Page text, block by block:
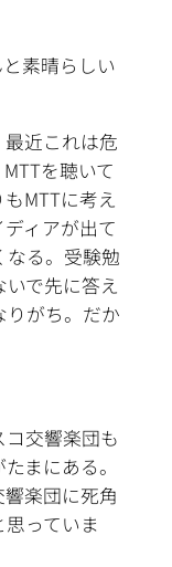
素晴らしい
近これは危
を聴いて
MTTに考え
ィアが出て
なる。受験勉
で先に答え
りがち。だか
交響楽団も
まにある。
楽団に死角
っていま